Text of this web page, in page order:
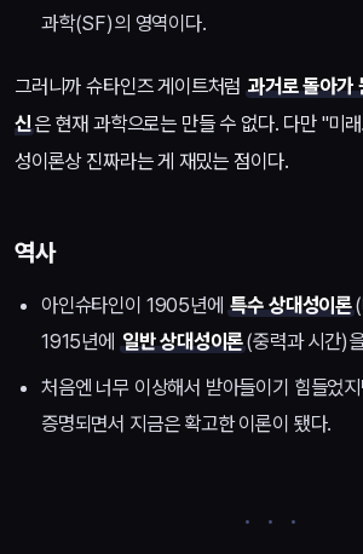
과학(SF)의 영역이다.
그러니까 슈타인즈 게이트처럼과거로 돌아가
신은 현재 과학으로는 만들 수 없다. 다만 "미
성이론상 진짜라는 게 재밌는 점이다.
역사
아인슈타인이 1905년에특수 상대성이론
1915년에 일반 상대성이론(중력과 시간)
처음엔 너무 이상해서 받아들이기 힘들었
증명되면서 지금은 확고한 이론이 됐다.